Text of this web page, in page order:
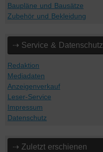
Baupläne und Bausätze
Zubehör und Bekleidung
⇢ Service & Datenschutz
Redaktion
Mediadaten
Anzeigenverkauf
Leser-Service
Impressum
Datenschutz
⇢ Zuletzt erschienen